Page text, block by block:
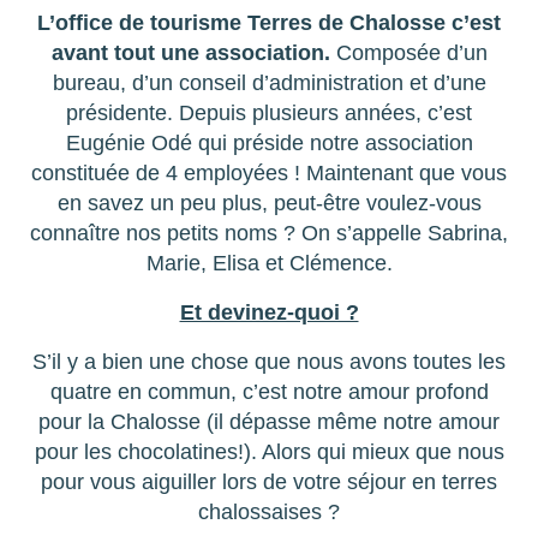
L’office de tourisme Terres de Chalosse c’est
avant tout une association. Composée d’un
bureau, d’un conseil d’administration et d’une
présidente. Depuis plusieurs années, c’est
Eugénie Odé qui préside notre association
constituée de 4 employées ! Maintenant que vous
en savez un peu plus, peut-être voulez-vous
connaître nos petits noms ? On s’appelle Sabrina,
Marie, Elisa et Clémence.
Et devinez-quoi ?
S’il y a bien une chose que nous avons toutes les
quatre en commun, c’est notre amour profond
pour la Chalosse (il dépasse même notre amour
pour les chocolatines!). Alors qui mieux que nous
pour vous aiguiller lors de votre séjour en terres
chalossaises ?